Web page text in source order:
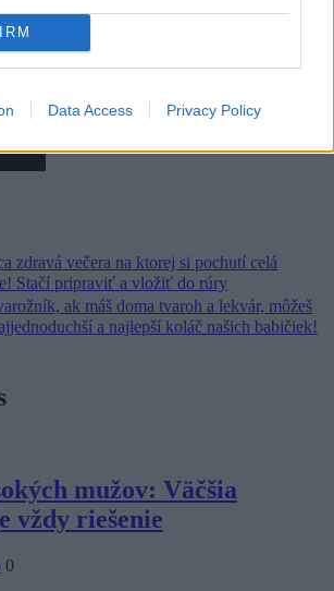
Data Access Privacy Policy
zdravá večera na ktorej si pochutí celá
Stačí pripraviť a vložiť do rúry
ak máš doma tvaroh a lekvár, môžeš
a najlepší koláč našich babičiek!
mužov: Väčšia
vždy riešenie
0